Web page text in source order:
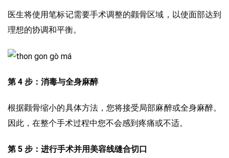
医生将使用笔标记需要手术调整的颧骨区域，以使面部达到
理想的协调和平衡。
第 4 步：消毒与全身麻醉
根据颧骨缩小的具体方法，您将接受局部麻醉或全身麻醉。
因此，在整个手术过程中您不会感到疼痛或不适。
第 5 步：进行手术并用美容线缝合切口